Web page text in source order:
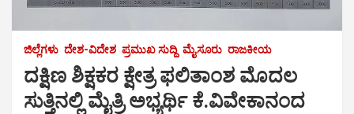
ಜಿಲ್ಲೆಗಳು ದೇಶ-ವಿದೇಶ ಪ್ರಮುಖ ಸುದ್ದಿ ಮೈಸೂರು ರಾಜಕೀಯ
ದಕ್ಷಿಣ ಶಿಕ್ಷಕರ ಕ್ಷೇತ್ರ ಫಲಿತಾಂಶ ಮೊದಲ
ಸುತ್ತಿನಲ್ಲಿ ಮೈತ್ರಿ ಅಭ್ಯರ್ಥಿ ಕೆ.ವಿವೇಕಾನಂದ